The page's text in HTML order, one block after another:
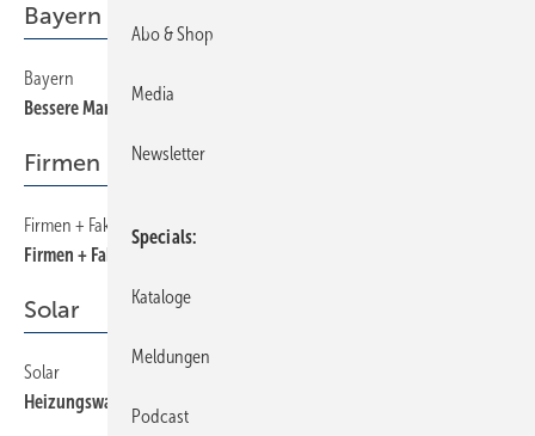
Bayern
Bayern
Bessere Marktlage in Sicht?
Firmen + Fakten
Firmen + Fakten
Firmen + Fakten
Solar
Solar
Heizungswasser im Kollektorkreis
Abo & Shop
Media
Newsletter
Specials
Kataloge
Meldungen
Podcast